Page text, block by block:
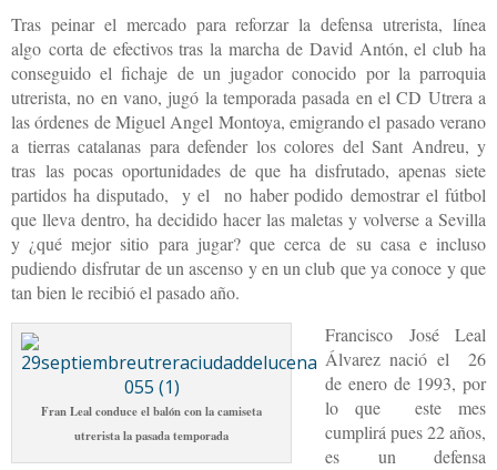
Tras peinar el mercado para reforzar la defensa utrerista, línea
algo corta de efectivos tras la marcha de David Antón, el club ha
conseguido el fichaje de un jugador conocido por la parroquia
utrerista, no en vano, jugó la temporada pasada en el CD Utrera a
las órdenes de Miguel Angel Montoya, emigrando el pasado verano
a tierras catalanas para defender los colores del Sant Andreu, y
tras las pocas oportunidades de que ha disfrutado, apenas siete
partidos ha disputado, y el no haber podido demostrar el fútbol
que lleva dentro, ha decidido hacer las maletas y volverse a Sevilla
y ¿qué mejor sitio para jugar? que cerca de su casa e incluso
pudiendo disfrutar de un ascenso y en un club que ya conoce y que
tan bien le recibió el pasado año.
Fran Leal conduce el balón con la camiseta
utrerista la pasada temporada
Francisco José Leal
Álvarez nació el 26
de enero de 1993, por
lo que este mes
cumplirá pues 22 años,
es un defensa